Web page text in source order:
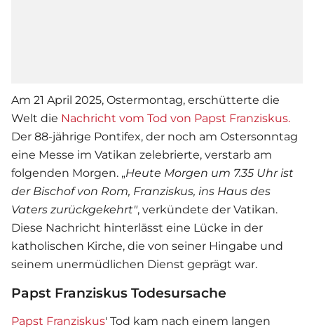
Am 21 April 2025, Ostermontag, erschütterte die
Welt die Nachricht vom Tod von Papst Franziskus.
Der 88-jährige Pontifex, der noch am Ostersonntag
eine Messe im Vatikan zelebrierte, verstarb am
folgenden Morgen. „Heute Morgen um 7.35 Uhr ist
der Bischof von Rom, Franziskus, ins Haus des
Vaters zurückgekehrt", verkündete der Vatikan.
Diese Nachricht hinterlässt eine Lücke in der
katholischen Kirche, die von seiner Hingabe und
seinem unermüdlichen Dienst geprägt war.
Papst Franziskus Todesursache
Papst Franziskus' Tod kam nach einem langen